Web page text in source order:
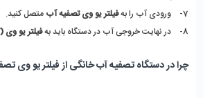
7- ورودی آب را به
فیلتر یو وی تصفیه آب متصل کنید.
8- در نهایت خروجی آب در دستگاه باید به
فیلتر یو وی (UV) تصفیه آب
چرا در دستگاه تصفیه آب خانگی از فیلتر یو وی